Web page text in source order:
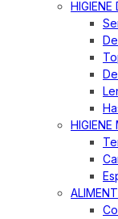
HIGIENE
HIGIENE